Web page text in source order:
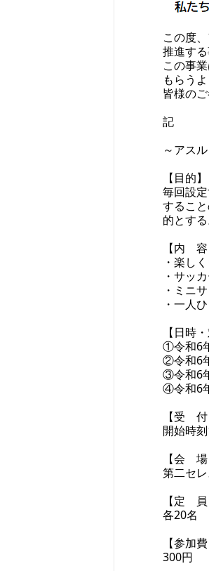
この度
推進す
この事
もらう
皆様の
記
～アス
【目的】
毎回設
するこ
的とする
【内 容
・楽し
・サッ
・ミニ
・一人
【日時
①令和6
②令和6
③令和6
④令和6
【受 付
開始時
【会 場
第二セ
【定 員
各20名
【参加費
300円